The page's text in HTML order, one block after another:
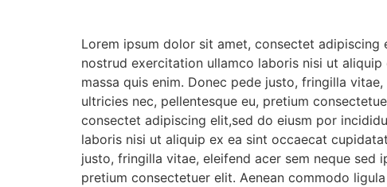
Lorem ipsum dolor sit amet, consectet
nostrud exercitation ullamco laboris nisi ut
massa quis enim. Donec pede justo, fringilla
ultricies nec, pellentesque eu, pretium
consectet adipiscing elit,sed do eiusm por
laboris nisi ut aliquip ex ea sint occaecat
justo, fringilla vitae, eleifend acer sem neque sed
pretium consectetuer elit. Aenean commodo